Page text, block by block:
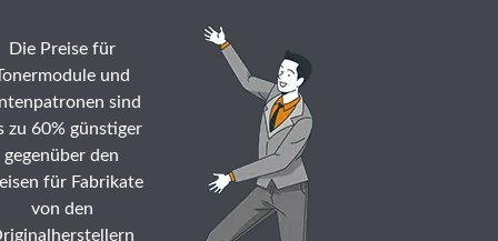
Die Preise für
und
sind
zu 60% günstiger
gegenüber den
für Fabrikate
von den